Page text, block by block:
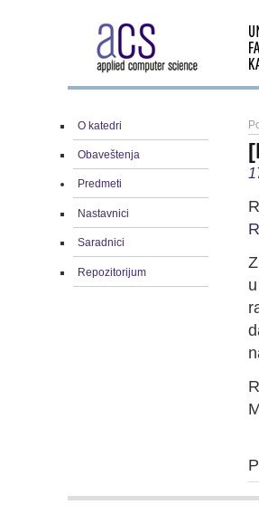
O katedri
Obaveštenja
Predmeti
Nastavnici
Saradnici
Repozitorijum